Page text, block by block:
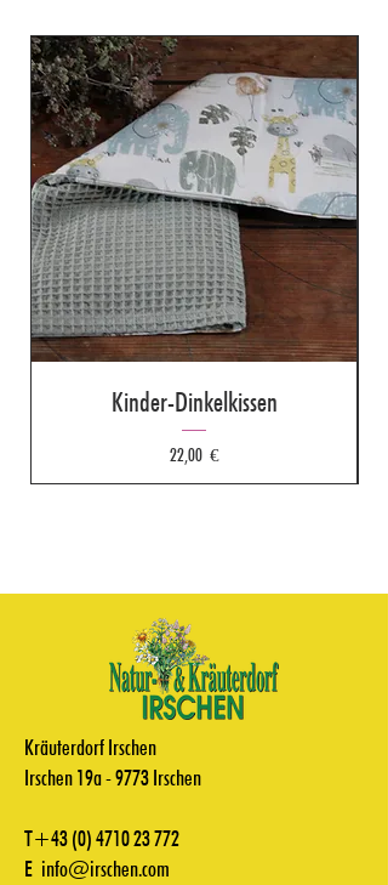
Kinder-Dinkelkissen
Preis
22,00 €
Kräuterdorf Irschen
Irschen 19a - 9773 Irschen
T+43(0) 4710 23 772
E info@irschen.com